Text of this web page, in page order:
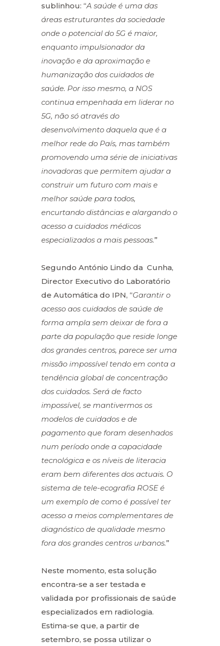
sublinhou: “A saúde é uma das
áreas estruturantes da sociedade
onde o potencial do 5G é maior,
enquanto impulsionador da
inovação e da aproximação e
humanização dos cuidados de
saúde. Por isso mesmo, a NOS
continua empenhada em liderar no
5G, não só através do
desenvolvimento daquela que é a
melhor rede do País, mas também
promovendo uma série de iniciativas
inovadoras que permitem ajudar a
construir um futuro com mais e
melhor saúde para todos,
encurtando distâncias e alargando o
acesso a cuidados médicos
especializados a mais pessoas.”
Segundo António Lindo da Cunha,
Director Executivo do Laboratório
de Automática do IPN, “Garantir o
acesso aos cuidados de saúde de
forma ampla sem deixar de fora a
parte da população que reside longe
dos grandes centros, parece ser uma
missão impossível tendo em conta a
tendência global de concentração
dos cuidados. Será de facto
impossível, se mantivermos os
modelos de cuidados e de
pagamento que foram desenhados
num período onde a capacidade
tecnológica e os níveis de literacia
eram bem diferentes dos actuais. O
sistema de tele-ecografia ROSE é
um exemplo de como é possível ter
acesso a meios complementares de
diagnóstico de qualidade mesmo
fora dos grandes centros urbanos.”
Neste momento, esta solução
encontra-se a ser testada e
validada por profissionais de saúde
especializados em radiologia.
Estima-se que, a partir de
setembro, se possa utilizar o